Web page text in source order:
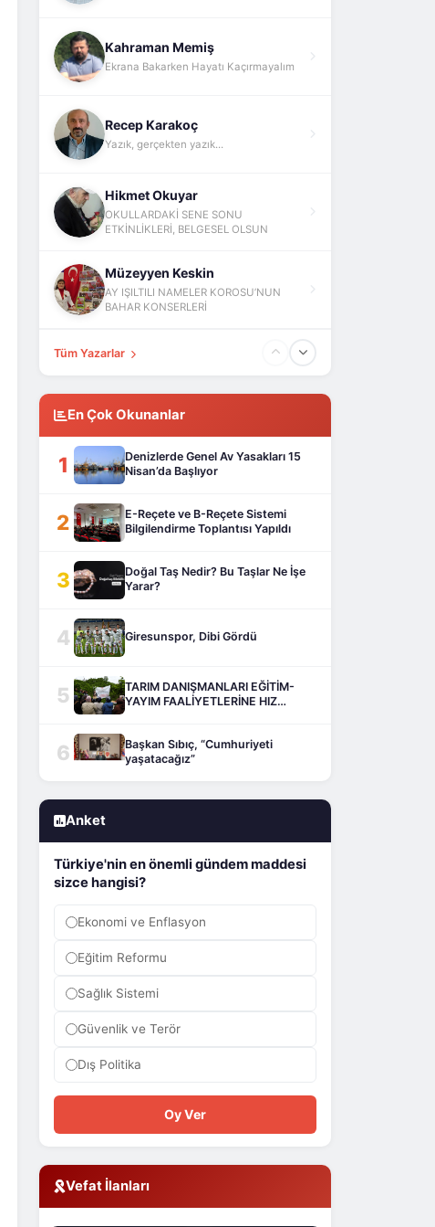
Kahraman Memiş
Ekrana Bakarken Hayatı Kaçırmayalım
Recep Karakoç
Yazık, gerçekten yazık...
Hikmet Okuyar
OKULLARDAKİ SENE SONU
ETKİNLİKLERİ, BELGESEL OLSUN
Müzeyyen Keskin
AY IŞILTILI NAMELER KOROSU’NUN
BAHAR KONSERLERİ
Fatih Yokuş
Tüm Yazarlar
En Çok Okunanlar
1
Denizlerde Genel Av Yasakları 15
Nisan’da Başlıyor
2
E-Reçete ve B-Reçete Sistemi
Bilgilendirme Toplantısı Yapıldı
3
Doğal Taş Nedir? Bu Taşlar Ne İşe
Yarar?
4 Giresunspor, Dibi Gördü
5
TARIM DANIŞMANLARI EĞİTİM-
YAYIM FAALİYETLERİNE HIZ
6
Başkan Sıbıç, “Cumhuriyeti
yaşatacağız”
Anket
Türkiye'nin en önemli gündem maddesi
sizce hangisi?
Ekonomi ve Enflasyon
Eğitim Reformu
Sağlık Sistemi
Güvenlik ve Terör
Dış Politika
Oy Ver
Vefat İlanları